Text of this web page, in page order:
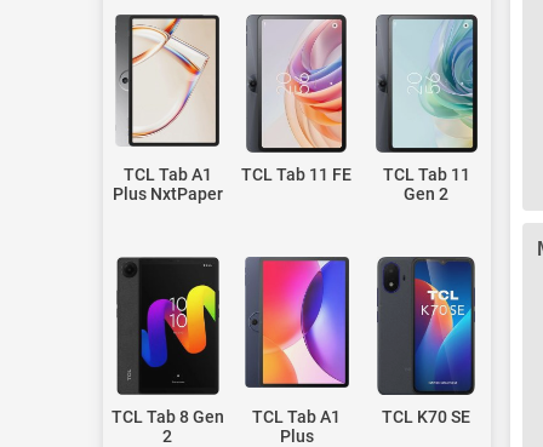
TCL Tab A1
Plus NxtPaper
TCL Tab 11 FE
TCL Tab 11
Gen 2
TCL Tab 8 Gen
2
TCL Tab A1
Plus
TCL K70 SE